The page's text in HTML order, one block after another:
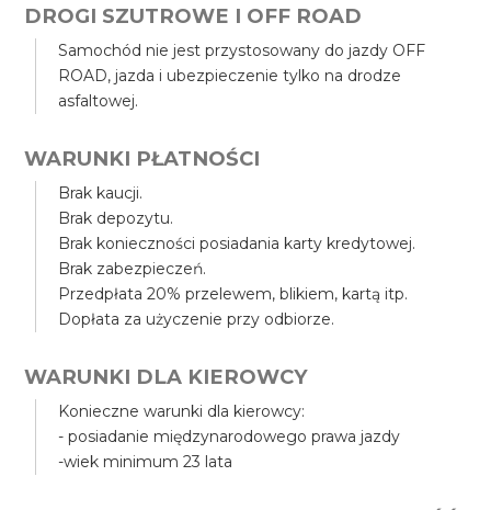
DROGI SZUTROWE I OFF ROAD
Samochód nie jest przystosowany do jazdy OFF
ROAD, jazda i ubezpieczenie tylko na drodze
asfaltowej.
WARUNKI PŁATNOŚCI
Brak kaucji.
Brak depozytu.
Brak konieczności posiadania karty kredytowej.
Brak zabezpieczeń.
Przedpłata 20% przelewem, blikiem, kartą itp.
Dopłata za użyczenie przy odbiorze.
WARUNKI DLA KIEROWCY
Konieczne warunki dla kierowcy:
- posiadanie międzynarodowego prawa jazdy
-wiek minimum 23 lata